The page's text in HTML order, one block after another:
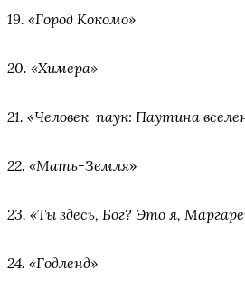
19. «Город Кокомо»
20. «Химера»
21. «Человек-паук: Паутина
22. «Мать-Земля»
23. «Ты здесь, Бог? Это я,
24. «Годленд»